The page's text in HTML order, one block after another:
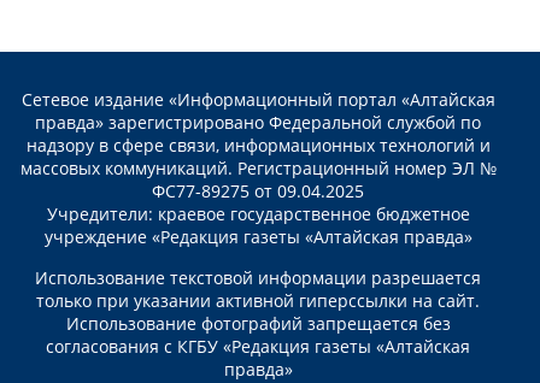
Сетевое издание «Информационный портал «Алтайская
правда» зарегистрировано Федеральной службой по
надзору в сфере связи, информационных технологий и
массовых коммуникаций. Регистрационный номер ЭЛ №
ФС77-89275 от 09.04.2025
Учредители: краевое государственное бюджетное
учреждение «Редакция газеты «Алтайская правда»
Использование текстовой информации разрешается
только при указании активной гиперссылки на сайт.
Использование фотографий запрещается без
согласования с КГБУ «Редакция газеты «Алтайская
правда»